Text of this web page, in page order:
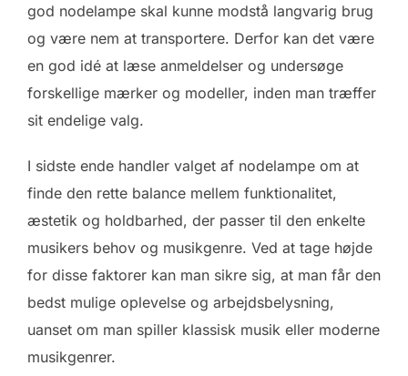
god nodelampe skal kunne modstå langvarig brug
og være nem at transportere. Derfor kan det være
en god idé at læse anmeldelser og undersøge
forskellige mærker og modeller, inden man træffer
sit endelige valg.
I sidste ende handler valget af nodelampe om at
finde den rette balance mellem funktionalitet,
æstetik og holdbarhed, der passer til den enkelte
musikers behov og musikgenre. Ved at tage højde
for disse faktorer kan man sikre sig, at man får den
bedst mulige oplevelse og arbejdsbelysning,
uanset om man spiller klassisk musik eller moderne
musikgenrer.